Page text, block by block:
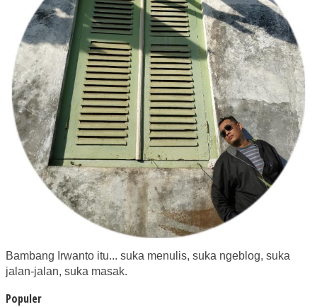
Bambang Irwanto itu... suka menulis, suka ngeblog, suka
jalan-jalan, suka masak.
Populer